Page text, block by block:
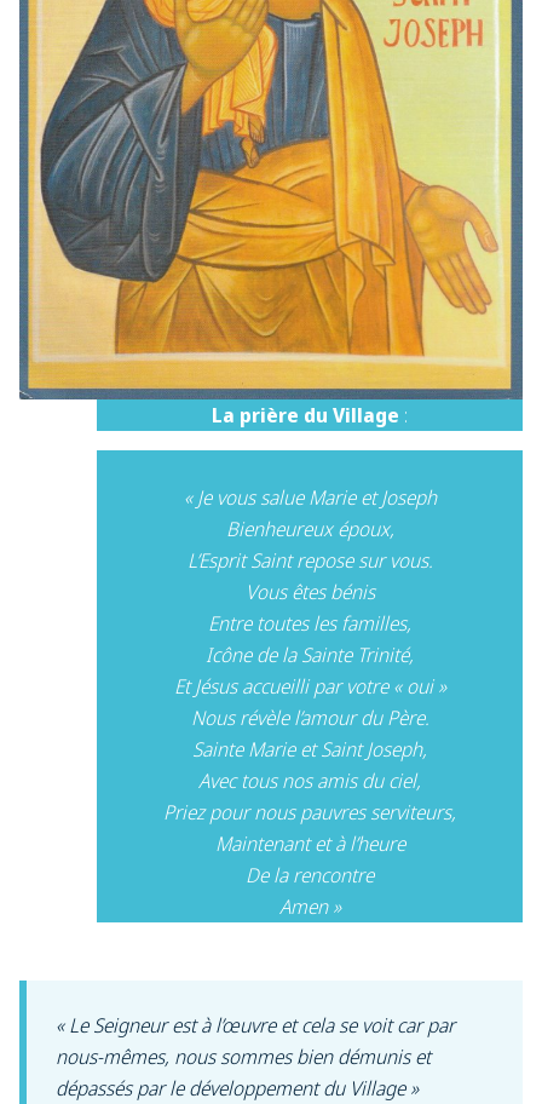
La prière du Village :
« Je vous salue Marie et Joseph
Bienheureux époux,
L’Esprit Saint repose sur vous.
Vous êtes bénis
Entre toutes les familles,
Icône de la Sainte Trinité,
Et Jésus accueilli par votre « oui »
Nous révèle l’amour du Père.
Sainte Marie et Saint Joseph,
Avec tous nos amis du ciel,
Priez pour nous pauvres serviteurs,
Maintenant et à l’heure
De la rencontre
Amen »
« Le Seigneur est à l’œuvre et cela se voit car par
nous-mêmes, nous sommes bien démunis et
dépassés par le développement du Village »​